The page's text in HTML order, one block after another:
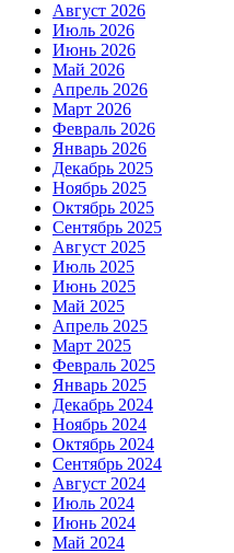
Август 2026
Июль 2026
Июнь 2026
Май 2026
Апрель 2026
Март 2026
Февраль 2026
Январь 2026
Декабрь 2025
Ноябрь 2025
Октябрь 2025
Сентябрь 2025
Август 2025
Июль 2025
Июнь 2025
Май 2025
Апрель 2025
Март 2025
Февраль 2025
Январь 2025
Декабрь 2024
Ноябрь 2024
Октябрь 2024
Сентябрь 2024
Август 2024
Июль 2024
Июнь 2024
Май 2024